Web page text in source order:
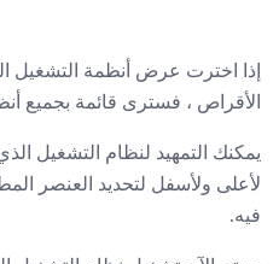
إذا اخترت عرض أنظمة التشغيل
الأقراص ، فسترى قائمة بجميع
يمكنك التمهيد لنظام التشغيل
لأعلى ولأسفل لتحديد العنصر
فيه.